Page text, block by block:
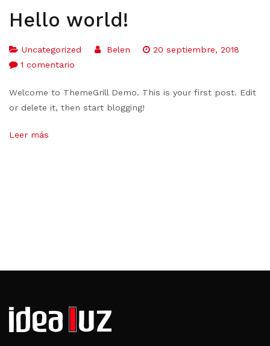
Hello world!
Uncategorized Belen
20 septiembre, 2018
1 comentario
Welcome to ThemeGrill Demo. This is your first post. Edit
or delete it, then start blogging!
Leer más